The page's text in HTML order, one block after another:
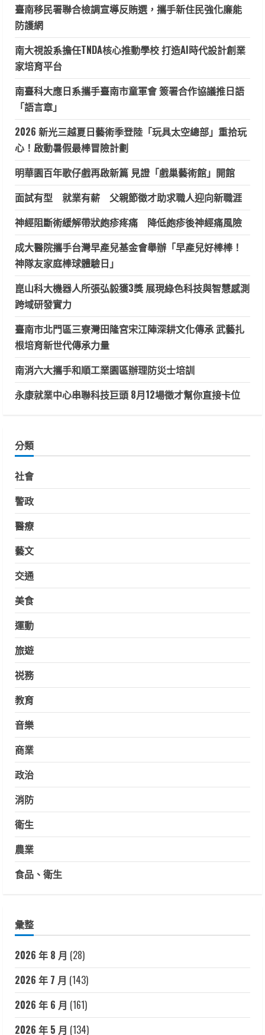
臺南移民署聯合檢調宣導反賄選，攜手新住民強化廉能
防護網
南大視設系擔任TNDA核心推動學校 打造AI時代設計創業
家培育平台
南臺科大應日系攜手臺南市童軍會 簽署合作協議推日語
「語言章」
2026 新光三越夏日藝術季登陸「玩具太空總部」重拾玩
心！啟動暑假最棒冒險計劃
明華園百年歌仔戲再啟新篇 見證「戲巢藝術館」開館
面試有型 就業有薪 父親節徵才助求職人迎向新職涯
神經阻斷術緩解帶狀皰疹疼痛 降低皰疹後神經痛風險
成大醫院攜手台灣早產兒基金會舉辦「早產兒好棒棒！
神隊友家庭棒球體驗日」
崑山科大機器人所張弘毅獲3獎 展現綠色科技與智慧感測
跨域研發實力
臺南市北門區三寮灣田隆宮宋江陣深耕文化傳承 武藝扎
根培育新世代傳承力量
南消六大攜手和順工業園區辦理防災士培訓
永康就業中心串聯科技巨頭 8月12場徵才幫你直接卡位
分類
社會
警政
醫療
藝文
交通
美食
運動
旅遊
祱務
教育
音樂
商業
政治
消防
衛生
農業
食品、衛生
彙整
2026 年 8 月 (28)
2026 年 7 月 (143)
2026 年 6 月 (161)
2026 年 5 月 (134)